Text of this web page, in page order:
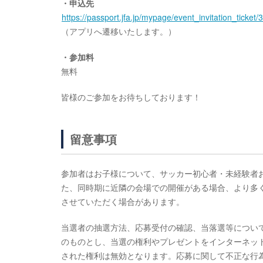
・申込先
https://passport.jfa.jp/mypage/event_invitation_ ticket/
（アプリへ遷移いたします。）
・参加料
無料
皆様のご参加をお待ちしております！
留意事項
参加者はお子様について、サッカー初心者・未経験
た、同時期に近隣の会場での開催がある場合、より
させていただく場合があります。
当選者の抽選方法、応募受付の確認、当落選等につ
のものとし、当選の権利やプレゼントをインターネ
された権利は無効となります。応募に関して不正な